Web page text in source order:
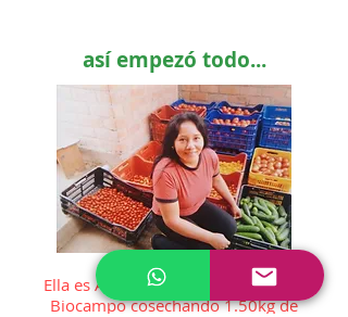
así empezó todo...
Ella es Azucena Ramirez ; comenzó
Biocampo cosechando 1.50kg de